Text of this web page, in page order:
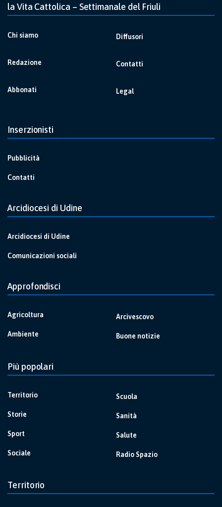
la Vita Cattolica – Settimanale del Friuli
Chi siamo
Redazione
Abbonati
Diffusori
Contatti
Legal
Inserzionisti
Pubblicità
Contatti
Arcidiocesi di Udine
Arcidiocesi di Udine
Comunicazioni sociali
Approfondisci
Agricoltura
Ambiente
Arcivescovo
Buone notizie
Più popolari
Territorio
Storie
Sport
Sociale
Scuola
Sanità
Salute
Radio Spazio
Territorio